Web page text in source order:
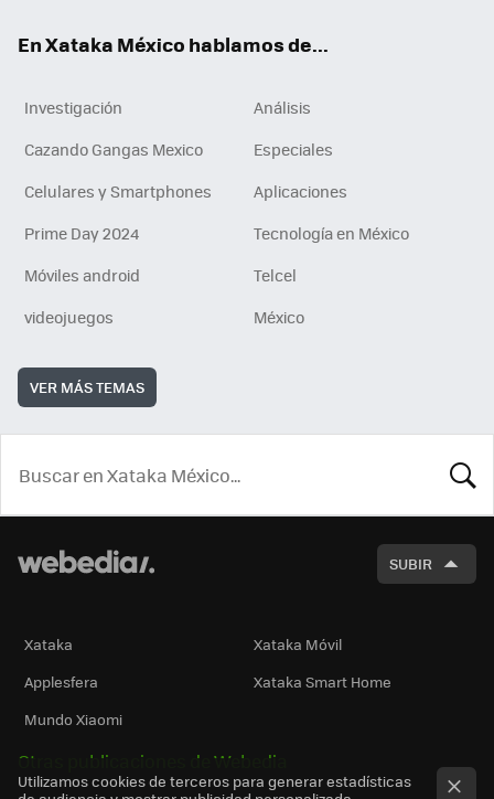
En Xataka México hablamos de...
Investigación
Análisis
Cazando Gangas Mexico
Especiales
Celulares y Smartphones
Aplicaciones
Prime Day 2024
Tecnología en México
Móviles android
Telcel
videojuegos
México
VER MÁS TEMAS
SUBIR
Xataka
Xataka Móvil
Applesfera
Xataka Smart Home
Mundo Xiaomi
Otras publicaciones de Webedia
Utilizamos cookies de terceros para generar estadísticas